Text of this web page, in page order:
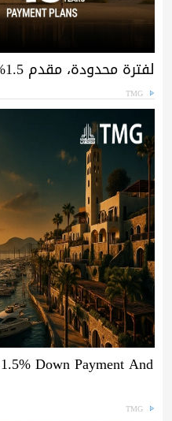
لفترة محدودة، مقدم 1.5% وتقسيط حتى 15 سنة
TMG
Down Payment And
TMG